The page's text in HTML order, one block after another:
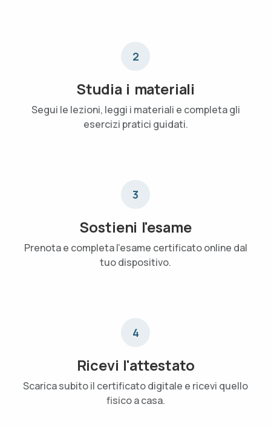
2
Studia i materiali
Segui le lezioni, leggi i materiali e completa gli
esercizi pratici guidati.
3
Sostieni l'esame
Prenota e completa l'esame certificato online dal
tuo dispositivo.
4
Ricevi l'attestato
Scarica subito il certificato digitale e ricevi quello
fisico a casa.